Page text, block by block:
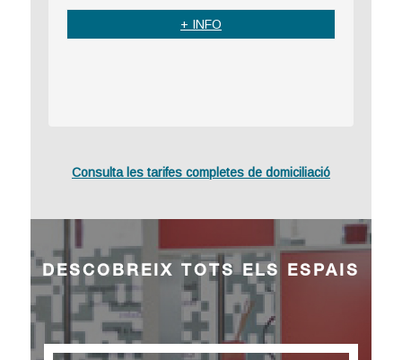
+ INFO
Consulta les tarifes completes de domiciliació
DESCOBREIX TOTS ELS ESPAIS